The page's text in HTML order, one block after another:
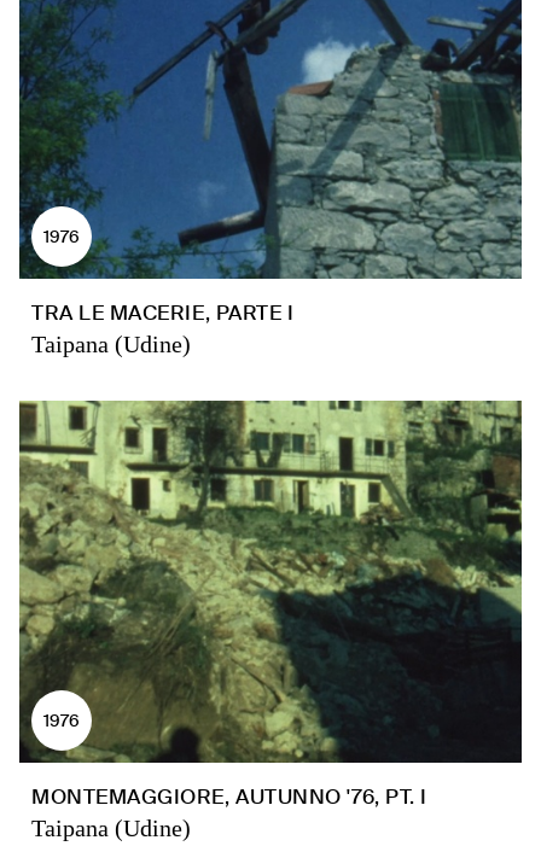
1976
TRA LE MACERIE, PARTE I
Taipana (Udine)
1976
MONTEMAGGIORE, AUTUNNO '76, PT. I
Taipana (Udine)